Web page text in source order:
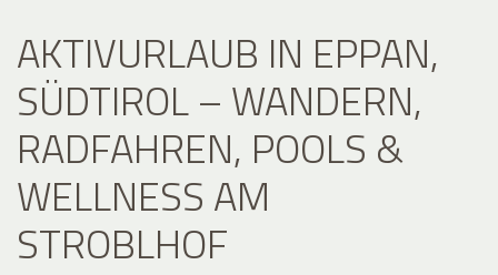
AKTIVURLAUB IN EPPAN,
SÜDTIROL – WANDERN,
RADFAHREN, POOLS &
WELLNESS AM
STROBLHOF